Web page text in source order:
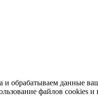
и обрабатываем данные
файлов cookies и